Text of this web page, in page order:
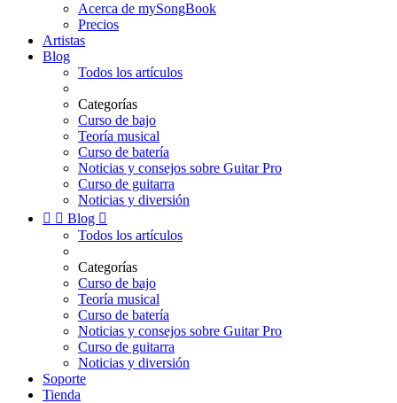
Acerca de mySongBook
Precios
Artistas
Blog
Todos los artículos
Categorías
Curso de bajo
Teoría musical
Curso de batería
Noticias y consejos sobre Guitar Pro
Curso de guitarra
Noticias y diversión
  Blog 
Todos los artículos
Categorías
Curso de bajo
Teoría musical
Curso de batería
Noticias y consejos sobre Guitar Pro
Curso de guitarra
Noticias y diversión
Soporte
Tienda